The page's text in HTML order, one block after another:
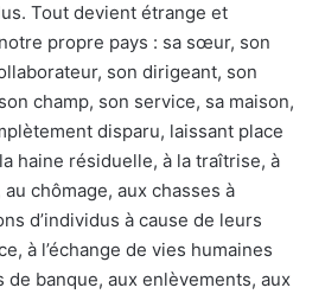
Tout devient étrange et
propre pays : sa sœur, son
son dirigeant, son
champ, son service, sa maison,
disparu, laissant place
haine résiduelle, à la traîtrise, à
au chômage, aux chasses à
d’individus à cause de leurs
à l’échange de vies humaines
banque, aux enlèvements, aux